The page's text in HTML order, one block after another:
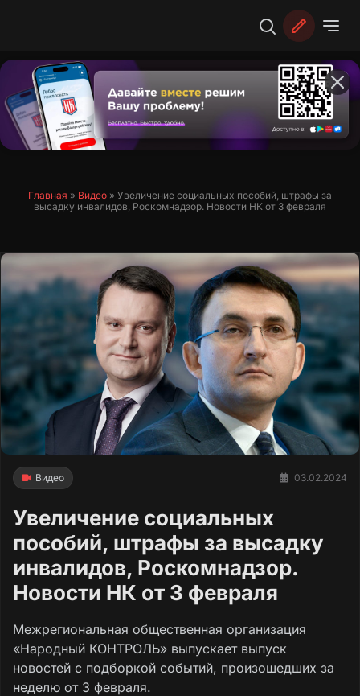
Главная » Видео » Увеличение социальных пособий, штрафы за
высадку инвалидов, Роскомнадзор. Новости НК от 3 февраля
Видео 03.02.2024
Увеличение социальных
пособий, штрафы за высадку
инвалидов, Роскомнадзор.
Новости НК от 3 февраля
Межрегиональная общественная организация
«Народный КОНТРОЛЬ» выпускает выпуск
новостей с подборкой событий, произошедших за
неделю от 3 февраля.